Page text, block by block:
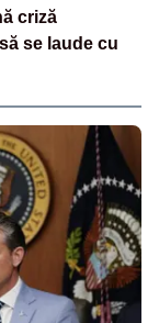
criză
se laude cu